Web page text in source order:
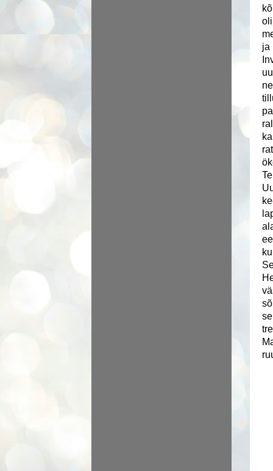
ja